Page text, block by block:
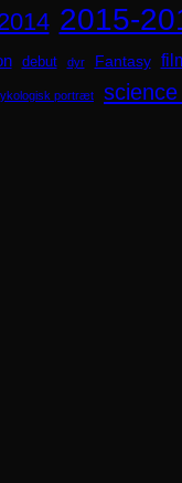
2015-
debut dyr Fantasy
portræt